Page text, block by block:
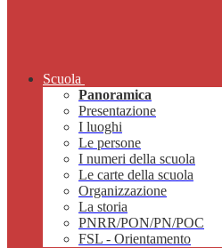
Scuola
Panoramica
Presentazione
I luoghi
Le persone
I numeri della scuola
Le carte della scuola
Organizzazione
La storia
PNRR/PON/PN/POC
FSL - Orientamento